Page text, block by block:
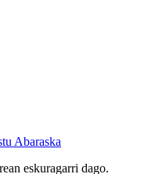
Abaraska
eskuragarri dago.